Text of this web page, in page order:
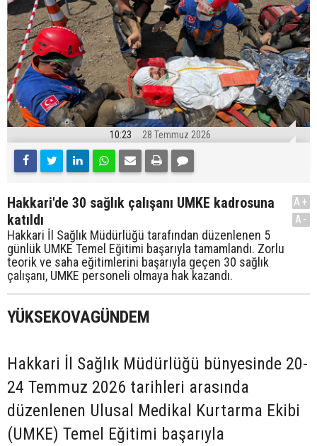
10:23 28 Temmuz 2026
Hakkari'de 30 sağlık çalışanı UMKE kadrosuna
katıldı
Hakkari İl Sağlık Müdürlüğü tarafından düzenlenen 5
günlük UMKE Temel Eğitimi başarıyla tamamlandı. Zorlu
teorik ve saha eğitimlerini başarıyla geçen 30 sağlık
çalışanı, UMKE personeli olmaya hak kazandı.
A+
A-
YÜKSEKOVAGÜNDEM
Hakkari İl Sağlık Müdürlüğü bünyesinde 20-
24 Temmuz 2026 tarihleri arasında
düzenlenen Ulusal Medikal Kurtarma Ekibi
(UMKE) Temel Eğitimi başarıyla